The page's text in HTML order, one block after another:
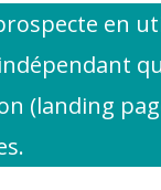
en
(landing